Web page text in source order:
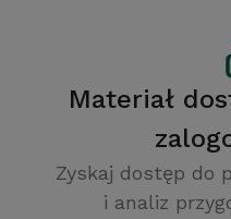
Materiał dostępny tylko dla
Zyskaj dostęp do
i analiz